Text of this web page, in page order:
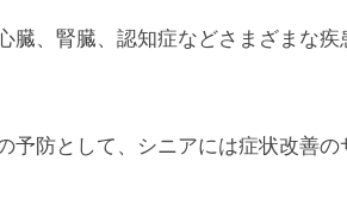
臓、腎臓、認知症などさまざまな
予防として、シニアには症状改善の